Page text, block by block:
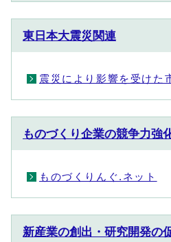
東日本大震災関連
震災により影響を受けた
ものづくり企業の競争力強
ものづくりんぐ.ネット
新産業の創出・研究開発の